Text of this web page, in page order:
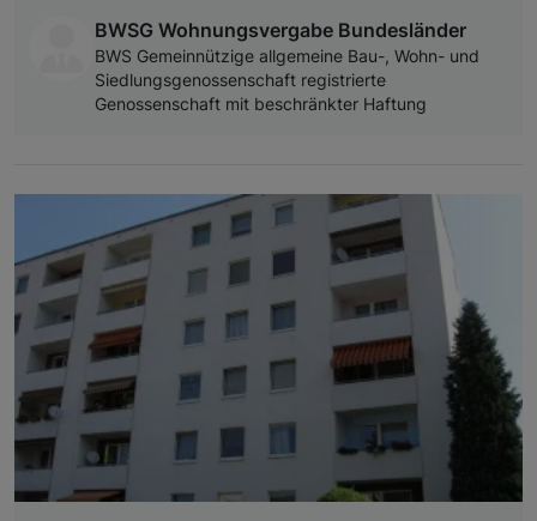
BWSG Wohnungsvergabe Bundesländer
BWS Gemeinnützige allgemeine Bau-, Wohn- und
Siedlungsgenossenschaft registrierte
Genossenschaft mit beschränkter Haftung